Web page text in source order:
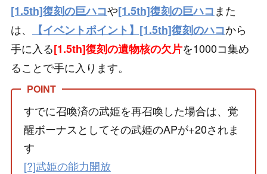
[1.5th]復刻の巨ハコや[1.5th]復刻の巨ハコ また
は、
【イベントポイント】[1.5th]復刻のハコから
手に入る[1.5th]復刻の遺物核の欠片を1000コ集め
ることで手に入ります。
すでに召喚済の武姫を再召喚した場合は、覚
醒ボーナスとしてその武姫のAPが+20されま
す
[?]武姫の能力開放